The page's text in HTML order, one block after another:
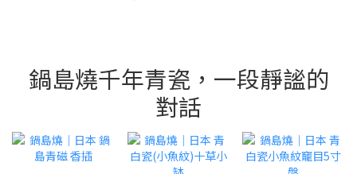
鍋島燒千年青瓷，一段靜謐的
對話